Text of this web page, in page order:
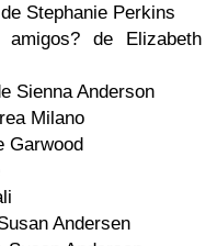
Stephanie Perkins
de Elizabeth
Sienna Anderson
Milano
Garwood
Andersen